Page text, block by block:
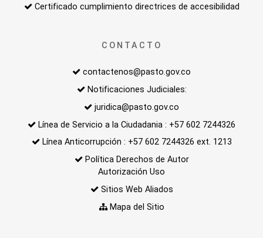
Certificado cumplimiento directrices de accesibilidad
CONTACTO
contactenos@pasto.gov.co
Notificaciones Judiciales:
juridica@pasto.gov.co
Línea de Servicio a la Ciudadania : +57 602 7244326
Línea Anticorrupción : +57 602 7244326 ext. 1213
Política Derechos de Autor
Autorización Uso
Sitios Web Aliados
Mapa del Sitio